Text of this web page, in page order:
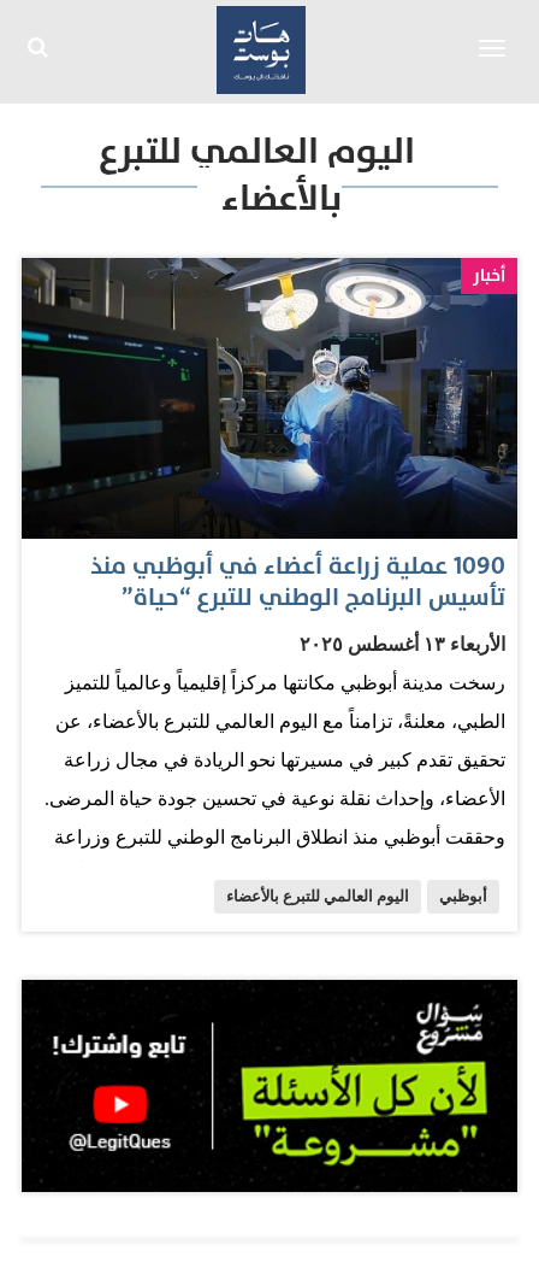
اليوم العالمي للتبرع
بالأعضاء
أخبار
1090 عملية زراعة أعضاء في أبوظبي منذ
تأسيس البرنامج الوطني للتبرع “حياة”
الأربعاء ١٣ أغسطس ٢٠٢٥
رسخت مدينة أبوظبي مكانتها مركزاً إقليمياً وعالمياً للتميز
الطبي، معلنةً، تزامناً مع اليوم العالمي للتبرع بالأعضاء، عن
تحقيق تقدم كبير في مسيرتها نحو الريادة في مجال زراعة
الأعضاء، وإحداث نقلة نوعية في تحسين جودة حياة المرضى.
وحققت أبوظبي منذ انطلاق البرنامج الوطني للتبرع وزراعة
و117 زراعة كبد، و22 زراعة رئة، وعمليتي زراعة بنكرياس.
وتمكنت إمارة أبوظبي من إنجاز العديد من العمليات المعقدة
في زراعة الأعضاء، أبرزها زراعة الأعضاء المتعددة، إلى جانب
تبنيها لتقنيات الجراحة الروبوتية التي ساهمت بشكل كبير في
رفع دقة الإجراءات وتحسين النتائج العلاجية وتسريع وتيرة
التعافي، وتأتي هذه الإنجازات نتيجة جهود أربعة مراكز رائدة
أبوظبي اليوم العالمي للتبرع بالأعضاء